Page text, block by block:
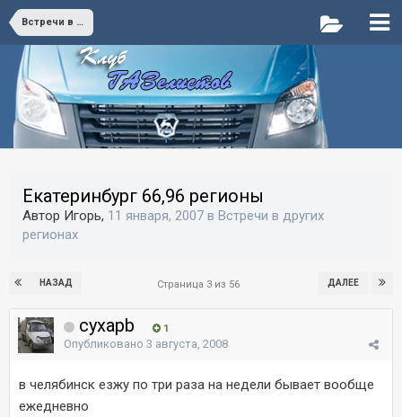
Встречи в других регионах
Екатеринбург 66,96 регионы
Автор Игорь, 11 января, 2007 в Встречи в других
регионах
НАЗАД ДАЛЕЕ
Страница 3 из 56
cyxapb 1
Опубликовано 3 августа, 2008
в челябинск езжу по три раза на недели бывает вообще
ежедневно